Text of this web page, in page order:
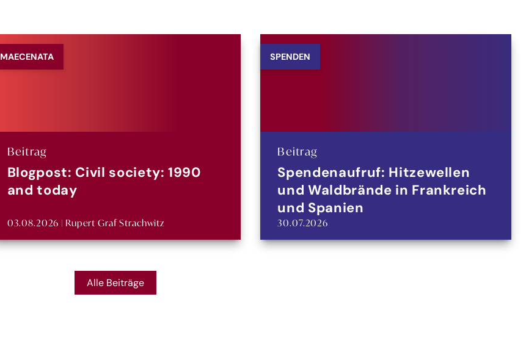
MAECENATA
Beitrag
Blogpost: Civil society: 1990
and today
03.08.2026 | Rupert Graf Strachwitz
SPENDEN
Beitrag
Spendenaufruf: Hitzewellen
und Waldbrände in Frankreich
und Spanien
30.07.2026
Alle Beiträge